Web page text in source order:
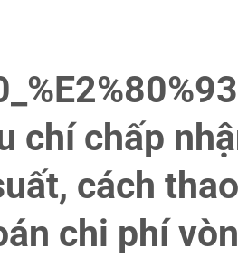
chí chấp
cách
chi phí